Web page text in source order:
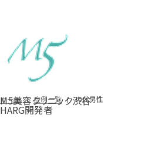
M5美容クリニック渋谷
HARG開発者
ホーム 症例一覧 30代男性